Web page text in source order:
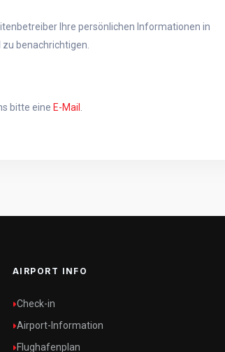
Ihre persönlichen Informationen in
benachrichtigen.
bitte eine E-Mail
AIRPORT INFO
Check-in
Airport-Information
Flughafenplan